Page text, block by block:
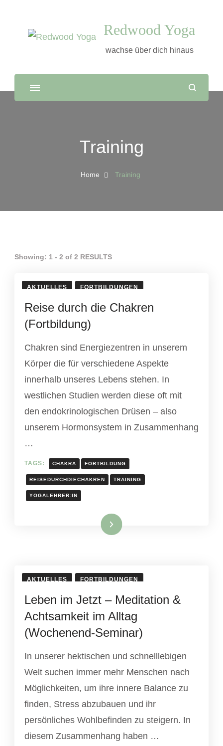
Redwood Yoga
wachse über dich hinaus
Training
Home Training
Showing: 1 - 2 of 2 RESULTS
AKTUELLES FORTBILDUNGEN
Reise durch die Chakren
(Fortbildung)
Chakren sind Energiezentren in unserem
Körper die für verschiedene Aspekte
innerhalb unseres Lebens stehen. In
westlichen Studien werden diese oft mit
den endokrinologischen Drüsen – also
unserem Hormonsystem in Zusammenhang
…
TAGS: CHAKRA FORTBILDUNG
REISEDURCHDIECHAKREN TRAINING
YOGALEHRER:IN
Read More
AKTUELLES FORTBILDUNGEN
Leben im Jetzt – Meditation &
Achtsamkeit im Alltag
(Wochenend-Seminar)
In unserer hektischen und schnelllebigen
Welt suchen immer mehr Menschen nach
Möglichkeiten, um ihre innere Balance zu
finden, Stress abzubauen und ihr
persönliches Wohlbefinden zu steigern. In
diesem Zusammenhang haben …